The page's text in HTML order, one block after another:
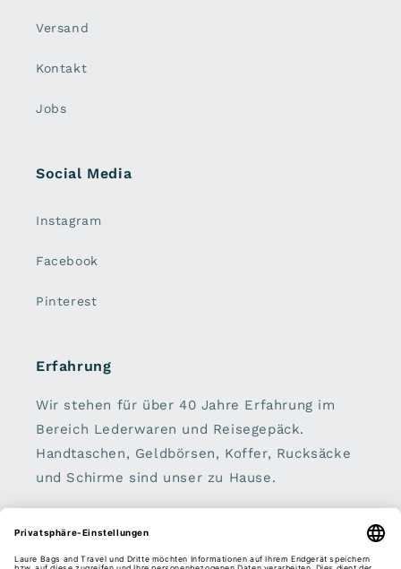
Versand
Kontakt
Jobs
Social Media
Instagram
Facebook
Pinterest
Erfahrung
Wir stehen für über 40 Jahre Erfahrung im
Bereich Lederwaren und Reisegepäck.
Handtaschen, Geldbörsen, Koffer, Rucksäcke
und Schirme sind unser zu Hause.